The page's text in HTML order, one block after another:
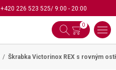
+420 226 523 525/ 9:00 - 20:00
0
Škrabka Victorinox REX s rovným